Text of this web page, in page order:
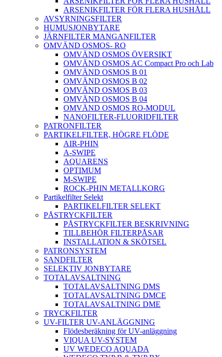
ARSENIKFILTER FÖR FLERA HUSHÅLL
AVSYRNINGSFILTER
HUMUSJONBYTARE
JÄRNFILTER MANGANFILTER
OMVÄND OSMOS- RO
OMVÄND OSMOS ÖVERSIKT
OMVÄND OSMOS AC Compact Pro och Lab
OMVÄND OSMOS B 01
OMVÄND OSMOS B 02
OMVÄND OSMOS B 03
OMVÄND OSMOS B 04
OMVÄND OSMOS RO-MODUL
NANOFILTER-FLUORIDFILTER
PATRONFILTER
PARTIKELFILTER, HÖGRE FLÖDE
AIR-PHIN
A-SWIPE
AQUARENS
OPTIMUM
M-SWIPE
ROCK-PHIN METALLKORG
Partikelfilter Selekt
PARTIKELFILTER SELEKT
PÅSTRYCKFILTER
PÅSTRYCKFILTER BESKRIVNING
TILLBEHÖR FILTERPÅSAR
INSTALLATION & SKÖTSEL
PATRONSYSTEM
SANDFILTER
SELEKTIV JONBYTARE
TOTALAVSALTNING
TOTALAVSALTNING DMS
TOTALAVSALTNING DMCE
TOTALAVSALTNING DME
TRYCKFILTER
UV-FILTER UV-ANLÄGGNING
Flödesberäkning för UV-anläggning
VIQUA UV-SYSTEM
UV WEDECO AQUADA